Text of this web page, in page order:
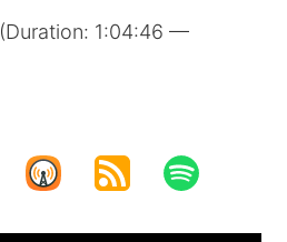
(Duration: 1:04:46 —